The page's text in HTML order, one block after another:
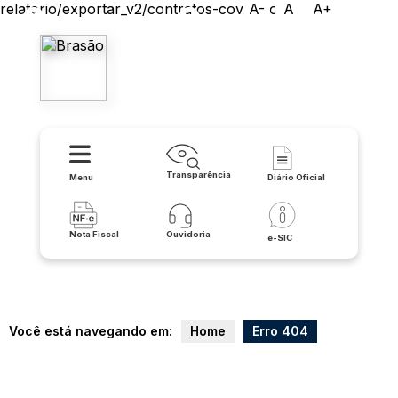
relatorio/exportar_v2/contratos-covid/json
A- A A+
Menu Transparência Diário Oficial
Nota Fiscal Ouvidoria e-SIC
Você está navegando em: Home Erro 404